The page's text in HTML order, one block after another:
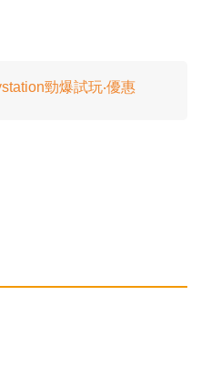
勁爆試玩‧優惠